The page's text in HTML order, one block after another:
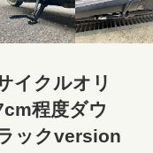
イクルオリ
程度ダウ
ックversion